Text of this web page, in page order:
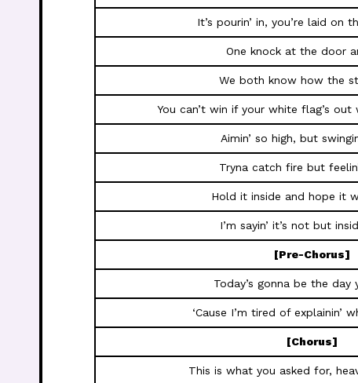
It’s pourin’ in, you’re laid on
One knock at the door
We both know how the
You can’t win if your white flag’s out
Aimin’ so high, but
Tryna catch fire but
Hold it inside and hope it
I’m sayin’ it’s not but
[Pre-Chorus]
Today’s gonna be the day
‘Cause I’m tired of explainin’
[Chorus]
This is what you asked for,